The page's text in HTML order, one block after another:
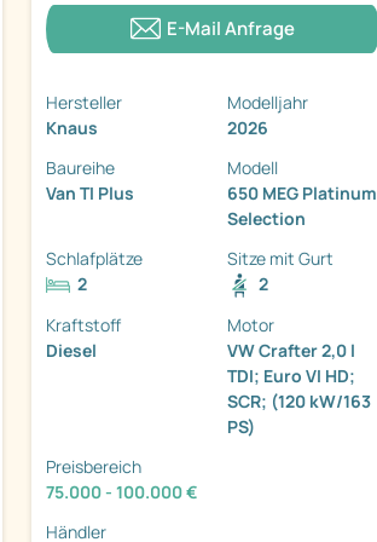
E-Mail Anfrage
Hersteller
Knaus
Modelljahr
2026
Baureihe
Van TI Plus
Modell
650 MEG Platinum
Selection
Schlafplätze
2
Sitze mit Gurt
2
Kraftstoff
Diesel
Motor
VW Crafter 2,0 l
TDI; Euro VI HD;
SCR; (120 kW/163
PS)
Preisbereich
75.000 - 100.000 €
Händler